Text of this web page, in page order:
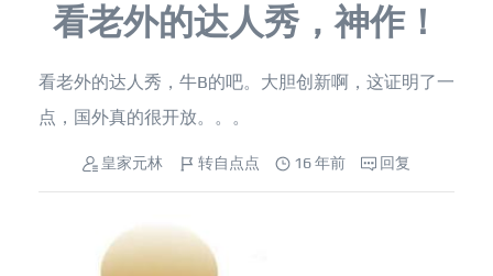
看老外的达人秀，神作！
看老外的达人秀，牛B的吧。大胆创新啊，这证明了一
点，国外真的很开放。。。
皇家元林 转自点点 16 年前 回复